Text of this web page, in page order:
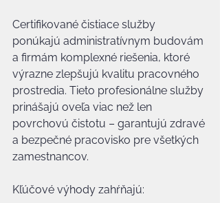
Certifikované čistiace služby
ponúkajú administratívnym budovám
a firmám komplexné riešenia, ktoré
výrazne zlepšujú kvalitu pracovného
prostredia. Tieto profesionálne služby
prinášajú oveľa viac než len
povrchovú čistotu – garantujú zdravé
a bezpečné pracovisko pre všetkých
zamestnancov.
Kľúčové výhody zahŕňajú: